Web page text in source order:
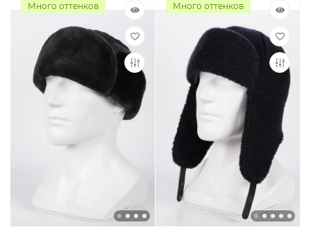
Много оттенков Много оттенков